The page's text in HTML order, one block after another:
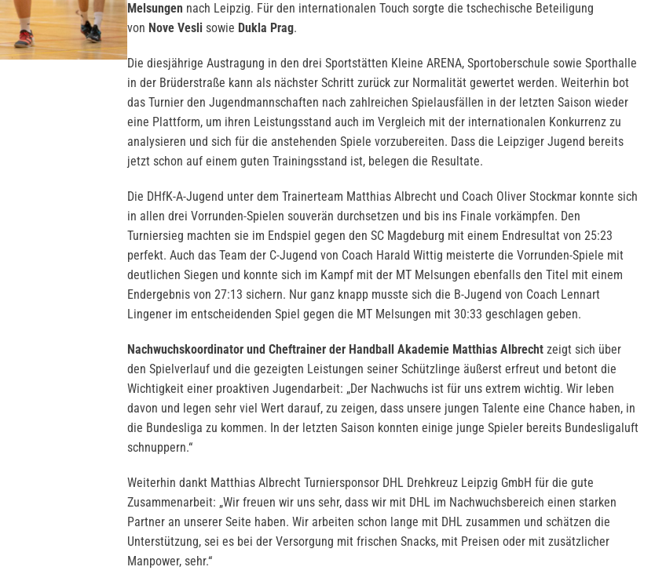
Melsungen nach Leipzig. Für den internationalen Touch sorgte die tschechische Beteiligung
von Nove Vesli sowie Dukla Prag.
Die diesjährige Austragung in den drei Sportstätten Kleine ARENA, Sportoberschule sowie Sporthalle
in der Brüderstraße kann als nächster Schritt zurück zur Normalität gewertet werden. Weiterhin bot
das Turnier den Jugendmannschaften nach zahlreichen Spielausfällen in der letzten Saison wieder
eine Plattform, um ihren Leistungsstand auch im Vergleich mit der internationalen Konkurrenz zu
analysieren und sich für die anstehenden Spiele vorzubereiten. Dass die Leipziger Jugend bereits
jetzt schon auf einem guten Trainingsstand ist, belegen die Resultate.
Die DHfK-A-Jugend unter dem Trainerteam Matthias Albrecht und Coach Oliver Stockmar konnte sich
in allen drei Vorrunden-Spielen souverän durchsetzen und bis ins Finale vorkämpfen. Den
Turniersieg machten sie im Endspiel gegen den SC Magdeburg mit einem Endresultat von 25:23
perfekt. Auch das Team der C-Jugend von Coach Harald Wittig meisterte die Vorrunden-Spiele mit
deutlichen Siegen und konnte sich im Kampf mit der MT Melsungen ebenfalls den Titel mit einem
Endergebnis von 27:13 sichern. Nur ganz knapp musste sich die B-Jugend von Coach Lennart
Lingener im entscheidenden Spiel gegen die MT Melsungen mit 30:33 geschlagen geben.
Nachwuchskoordinator und Cheftrainer der Handball Akademie Matthias Albrecht zeigt sich über
den Spielverlauf und die gezeigten Leistungen seiner Schützlinge äußerst erfreut und betont die
Wichtigkeit einer proaktiven Jugendarbeit: „Der Nachwuchs ist für uns extrem wichtig. Wir leben
davon und legen sehr viel Wert darauf, zu zeigen, dass unsere jungen Talente eine Chance haben, in
die Bundesliga zu kommen. In der letzten Saison konnten einige junge Spieler bereits Bundesligaluft
schnuppern.“
Weiterhin dankt Matthias Albrecht Turniersponsor DHL Drehkreuz Leipzig GmbH für die gute
Zusammenarbeit: „Wir freuen wir uns sehr, dass wir mit DHL im Nachwuchsbereich einen starken
Partner an unserer Seite haben. Wir arbeiten schon lange mit DHL zusammen und schätzen die
Unterstützung, sei es bei der Versorgung mit frischen Snacks, mit Preisen oder mit zusätzlicher
Manpower, sehr.“